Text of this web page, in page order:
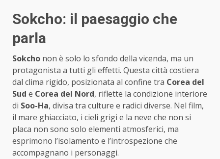
Sokcho: il paesaggio che
parla
Sokcho non è solo lo sfondo della vicenda, ma un
protagonista a tutti gli effetti. Questa città costiera
dal clima rigido, posizionata al confine tra Corea del
Sud e Corea del Nord, riflette la condizione interiore
di Soo-Ha, divisa tra culture e radici diverse. Nel film,
il mare ghiacciato, i cieli grigi e la neve che non si
placa non sono solo elementi atmosferici, ma
esprimono l’isolamento e l’introspezione che
accompagnano i personaggi.